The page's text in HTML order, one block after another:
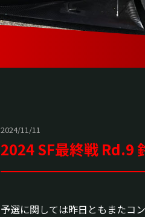
2024/11/11
2024 SF最終戦 Rd.9
予選に関しては昨日ともまたコ